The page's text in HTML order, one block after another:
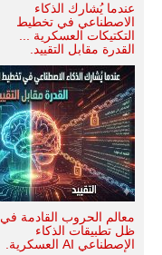
عندما يُشارك الذكاء
الاصطناعي في تخطيط
التكتيكات العسكرية ...
القدرة مقابل التقييد.
معالم الحروب القادمة في
ظل تطبيقات الذكاء
الإصطناعي AI العسكرية.